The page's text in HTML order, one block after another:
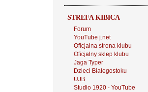
STREFA KIBICA
Forum
YouTube j.net
Oficjalna strona klubu
Oficjalny sklep klubu
Jaga Typer
Dzieci Białegostoku
UJB
Studio 1920 - YouTube